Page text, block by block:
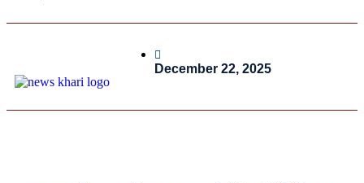
December 22, 2025